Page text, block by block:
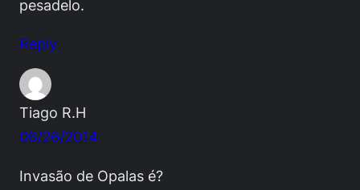
pesadelo.
Reply
Tiago R.H
06/26/2014
Invasão de Opalas é?